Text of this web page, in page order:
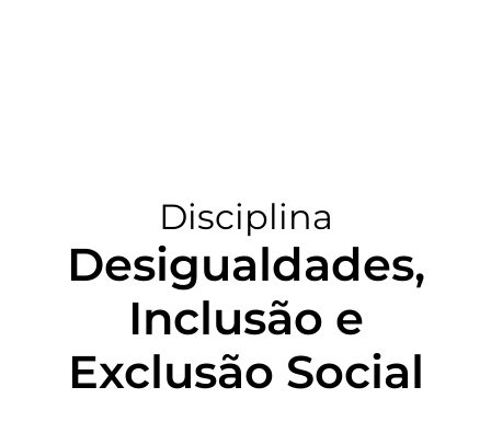
Disciplina
Desigualdades,
Inclusão e
Exclusão Social